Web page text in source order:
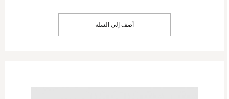
أضف إلى السلة